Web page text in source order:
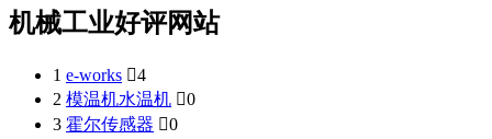
机械工业好评网站
1 e-works 4
2 模温机水温机 0
3 霍尔传感器 0